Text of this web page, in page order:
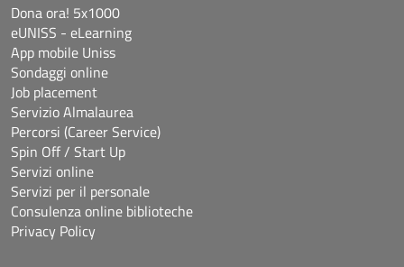
Dona ora! 5x1000
eUNISS - eLearning
App mobile Uniss
Sondaggi online
Job placement
Servizio Almalaurea
Percorsi (Career Service)
Spin Off / Start Up
Servizi online
Servizi per il personale
Consulenza online biblioteche
Privacy Policy